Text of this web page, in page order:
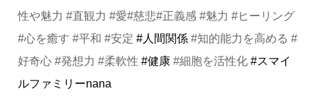
性や魅力 #直観力 #愛#慈悲#正義感 #魅力 #ヒーリング
#心を癒す #平和 #安定 #人間関係#知的能力を高める #
好奇心 #発想力 #柔軟性 #健康#細胞を活性化 #スマイ
ルファミリーnana